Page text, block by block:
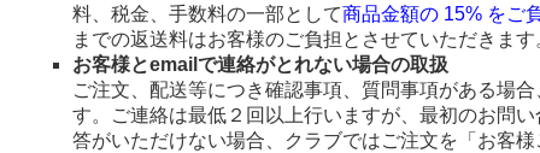
料、税金、手数料の一部として商品金額の 15% をご
までの返送料はお客様のご負担とさせていただきます
お客様とemailで連絡がとれない場合の取扱
ご注文、配送等につき確認事項、質問事項がある場
す。ご連絡は最低２回以上行いますが、最初のお問
答がいただけない場合、クラブではご注文を「お客